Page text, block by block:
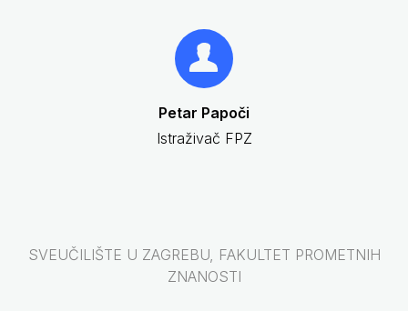
Petar Papoči
Istraživač FPZ
SVEUČILIŠTE U ZAGREBU, FAKULTET PROMETNIH
ZNANOSTI